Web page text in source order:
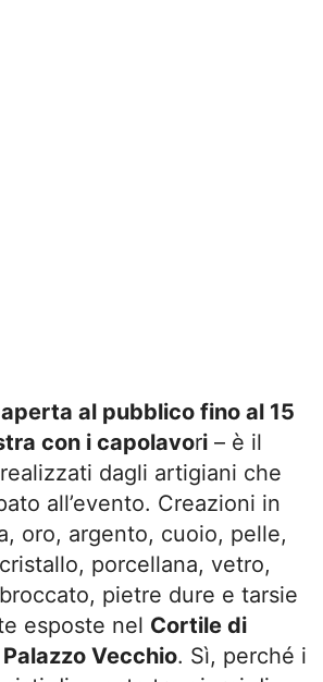
aperta al pubblico fino al 15
con i capolavori – è il
dagli artigiani che
all’evento. Creazioni in
oro, argento, cuoio, pelle,
porcellana, vetro,
pietre dure e tarsie
esposte nel Cortile di
Palazzo Vecchio. Sì, perché i